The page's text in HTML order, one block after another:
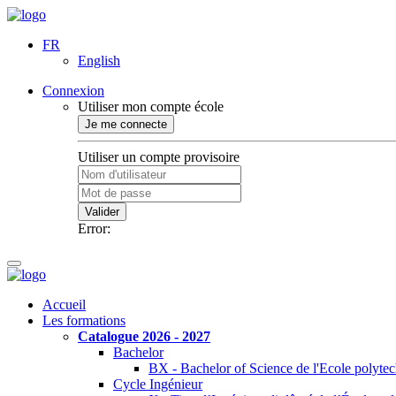
FR
English
Connexion
Utiliser mon compte école
Je me connecte
Utiliser un compte provisoire
Valider
Error:
Accueil
Les formations
Catalogue 2026 - 2027
Bachelor
BX - Bachelor of Science de l'Ecole
Cycle Ingénieur